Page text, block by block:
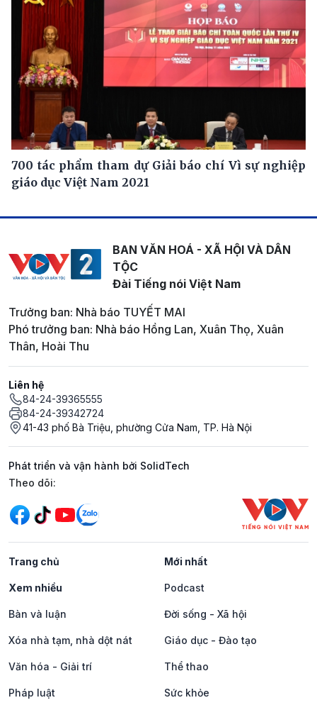
700 tác phẩm tham dự Giải báo chí Vì sự nghiệp
giáo dục Việt Nam 2021
BAN VĂN HOÁ - XÃ HỘI VÀ DÂN
TỘC
Đài Tiếng nói Việt Nam
Trưởng ban: Nhà báo TUYẾT MAI
Phó trưởng ban: Nhà báo Hồng Lan, Xuân Thọ, Xuân
Thân, Hoài Thu
Liên hệ
84-24-39365555
84-24-39342724
41-43 phố Bà Triệu, phường Cửa Nam, TP. Hà Nội
Phát triển và vận hành bởi SolidTech
Mạng xã hội
Theo dõi:
Trang chủ Mới nhất
Xem nhiều Podcast
Bàn và luận Đời sống - Xã hội
Xóa nhà tạm, nhà dột nát Giáo dục - Đào tạo
Văn hóa - Giải trí Thể thao
Pháp luật Sức khỏe